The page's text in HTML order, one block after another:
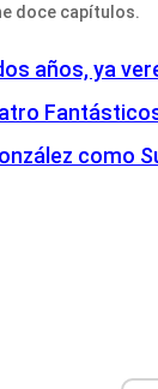
doce capítulos.
años, ya
como